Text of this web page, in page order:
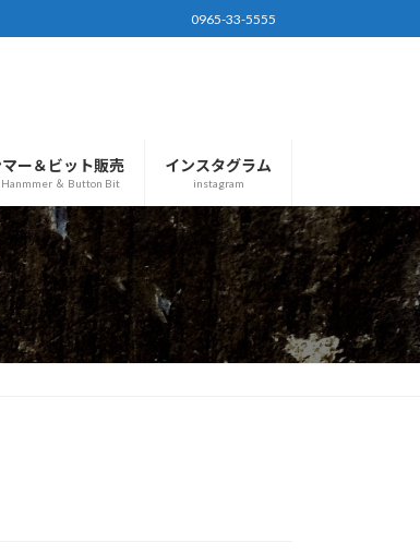
0965-33-5555
ー＆ビット販売
Hanmmer ＆ Button Bit
インスタグラム
instagram